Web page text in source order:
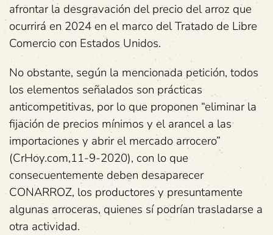
afrontar la desgravación del precio del arroz que
ocurrirá en 2024 en el marco del Tratado de Libre
Comercio con Estados Unidos.
No obstante, según la mencionada petición, todos
los elementos señalados son prácticas
anticompetitivas, por lo que proponen “eliminar la
fijación de precios mínimos y el arancel a las
importaciones y abrir el mercado arrocero”
(CrHoy.com,11-9-2020), con lo que
consecuentemente deben desaparecer
CONARROZ, los productores y presuntamente
algunas arroceras, quienes sí podrían trasladarse a
otra actividad.